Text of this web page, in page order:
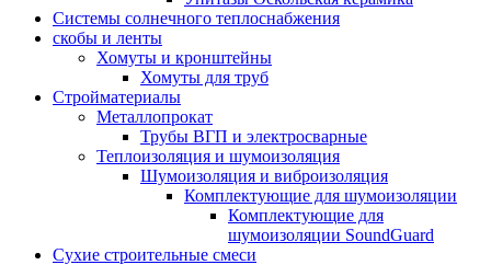
Системы солнечного теплоснабжения
скобы и ленты
Хомуты и кронштейны
Хомуты для труб
Стройматериалы
Металлопрокат
Трубы ВГП и электросварные
Теплоизоляция и шумоизоляция
Шумоизоляция и виброизоляция
Комплектующие для шумоизоляции
Комплектующие для
шумоизоляции SoundGuard
Сухие строительные смеси